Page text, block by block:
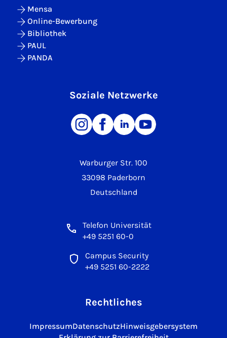
Warburger Str. 100
33098 Paderborn
Deutschland
Telefon Universität
+49 5251 60-0
Campus Security
+49 5251 60-2222
Mensa
Online-Bewerbung
Bibliothek
PAUL
PANDA
Soziale Netzwerke
Rechtliches
ImpressumDatenschutzHinweisgebersystem